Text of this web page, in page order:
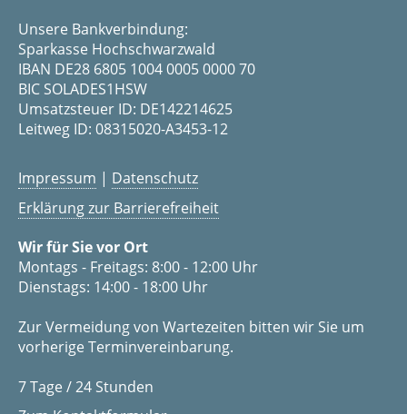
Unsere Bankverbindung:
Sparkasse Hochschwarzwald
IBAN DE28 6805 1004 0005 0000 70
BIC SOLADES1HSW
Umsatzsteuer ID: DE142214625
Leitweg ID: 08315020-A3453-12
Impressum | Datenschutz
Erklärung zur Barrierefreiheit
Wir für Sie vor Ort
Montags - Freitags: 8:00 - 12:00 Uhr
Dienstags: 14:00 - 18:00 Uhr
Zur Vermeidung von Wartezeiten bitten wir Sie um
vorherige Terminvereinbarung.
7 Tage / 24 Stunden